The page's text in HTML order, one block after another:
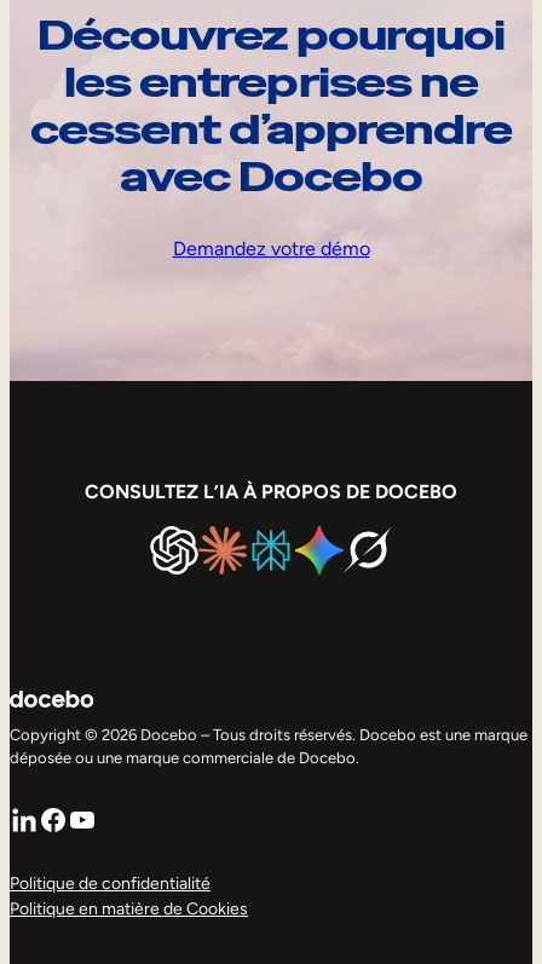
Découvrez pourquoi
les entreprises ne
cessent d’apprendre
avec Docebo
Demandez votre démo
CONSULTEZ L’IA À PROPOS DE DOCEBO
Copyright © 2026 Docebo – Tous droits réservés. Docebo est une marque
déposée ou une marque commerciale de Docebo.
LinkedIn
Facebook
YouTube
Politique de confidentialité
Politique en matière de Cookies